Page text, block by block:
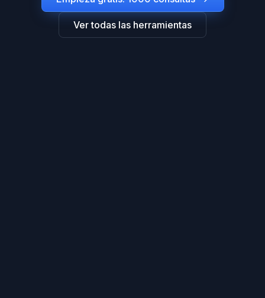
Ver todas las herramientas